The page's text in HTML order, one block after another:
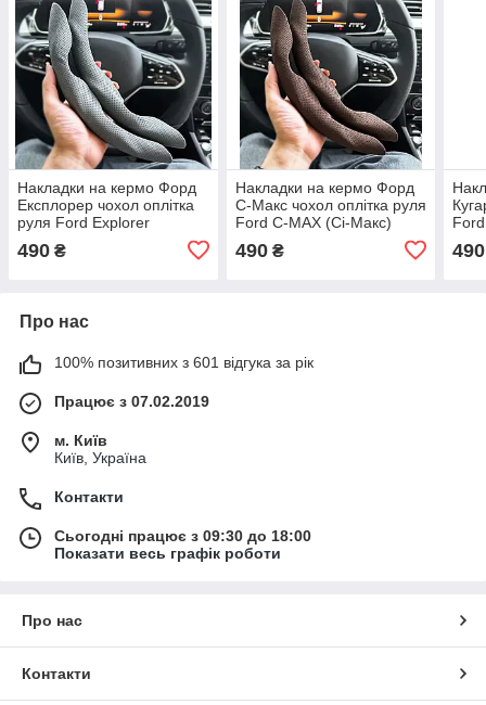
Накладки на кермо Форд
Експлорер чохол оплітка
руля Ford Explorer
490 ₴
Накладки на кермо Форд
С-Макс чохол оплітка руля
Ford C-MAX (Сі-Макс)
490₴ 490
Про нас
100% позитивних з 601 відгука за рік
Працює з 07.02.2019
м. Київ
Київ, Україна
Контакти
Сьогодні працює з 09:30 до 18:00
Показати весь графік роботи
Про нас
Контакти